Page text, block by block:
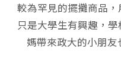
較為罕見的擺攤商品
只是大學生有興趣，
媽帶來政大的小朋